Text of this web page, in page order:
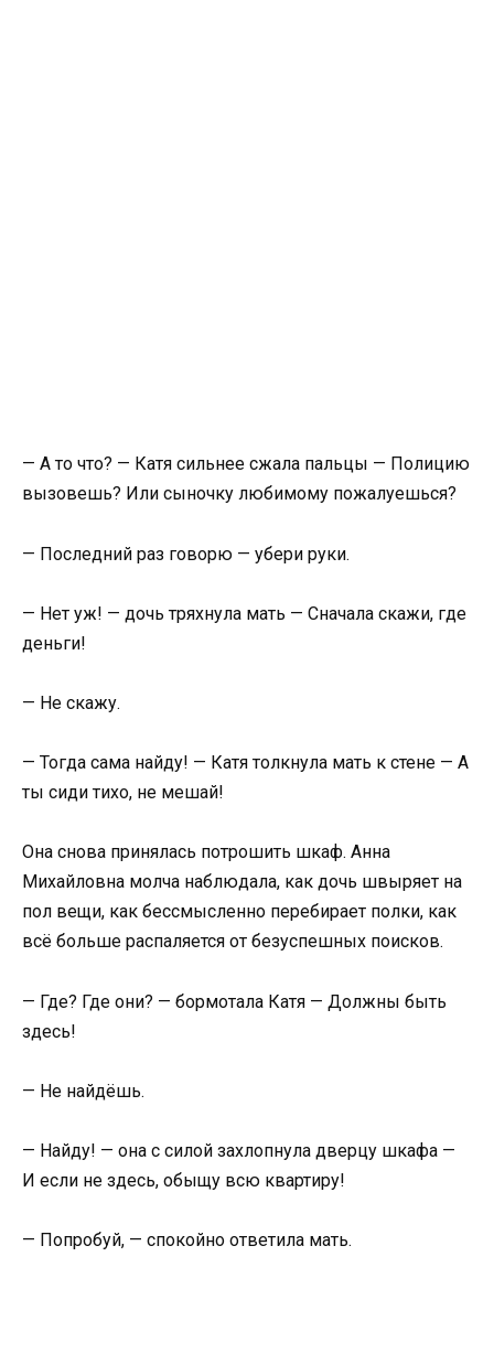
— А то что? — Катя сильнее сжала пальцы — Полицию
вызовешь? Или сыночку любимому пожалуешься?
— Последний раз говорю — убери руки.
— Нет уж! — дочь тряхнула мать — Сначала скажи, где
деньги!
— Не скажу.
— Тогда сама найду! — Катя толкнула мать к стене — А
ты сиди тихо, не мешай!
Она снова принялась потрошить шкаф. Анна
Михайловна молча наблюдала, как дочь швыряет на
пол вещи, как бессмысленно перебирает полки, как
всё больше распаляется от безуспешных поисков.
— Где? Где они? — бормотала Катя — Должны быть
здесь!
— Не найдёшь.
— Найду! — она с силой захлопнула дверцу шкафа —
И если не здесь, обыщу всю квартиру!
— Попробуй, — спокойно ответила мать.